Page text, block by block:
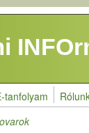
tanfolyam